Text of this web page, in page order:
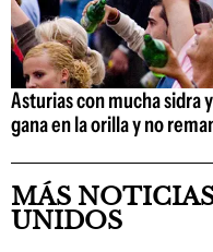
Asturias con mucha sidra
gana en la orilla y no
MÁS
UNIDOS